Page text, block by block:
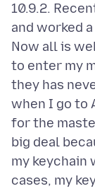
10.9.2.
and worked
Now all is
to enter my
they has
when I go to
for the
big deal
my keychain
cases, my